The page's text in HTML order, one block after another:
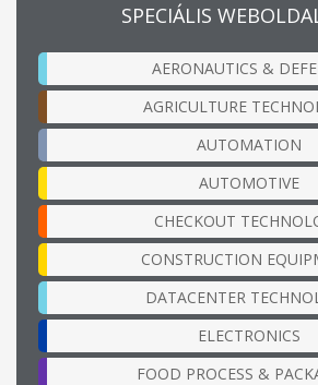
SPECIÁLIS
AERONAUTICS &
AGRICULTURE
AUTOMATION
AUTOMOTIVE
CHECKOUT
CONSTRUCTION
DATACENTER
ELECTRONICS
FOOD PROCESS &